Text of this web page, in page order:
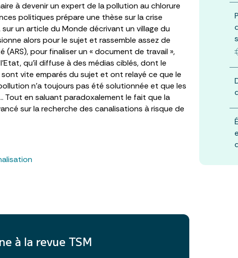
à devenir un expert de la pollution au chlorure
politiques prépare une thèse sur la crise
un article du Monde décrivant un village du
alors pour le sujet et rassemble assez de
pour finaliser un « document de travail »,
qu’il diffuse à des médias ciblés, dont le
vite emparés du sujet et ont relayé ce que le
n’a toujours pas été solutionnée et que les
Tout en saluant paradoxalement le fait que la
sur la recherche des canalisations à risque de
à la revue TSM